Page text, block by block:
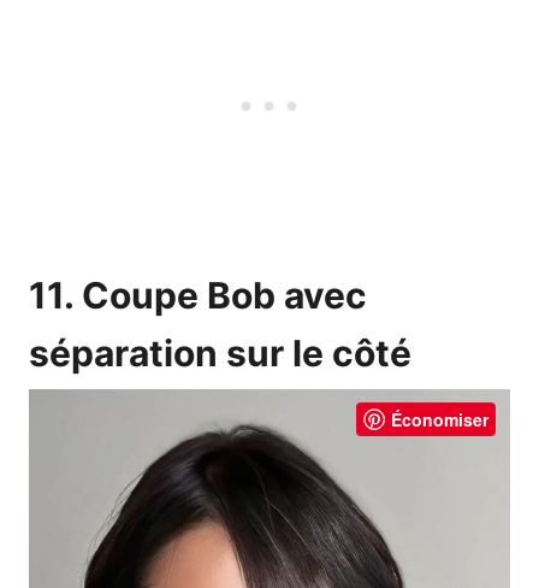
11. Coupe Bob avec
séparation sur le côté
Économiser